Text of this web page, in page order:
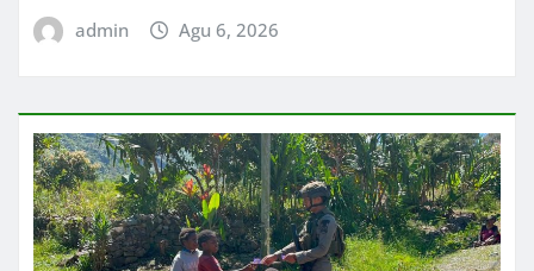
admin Agu 6, 2026